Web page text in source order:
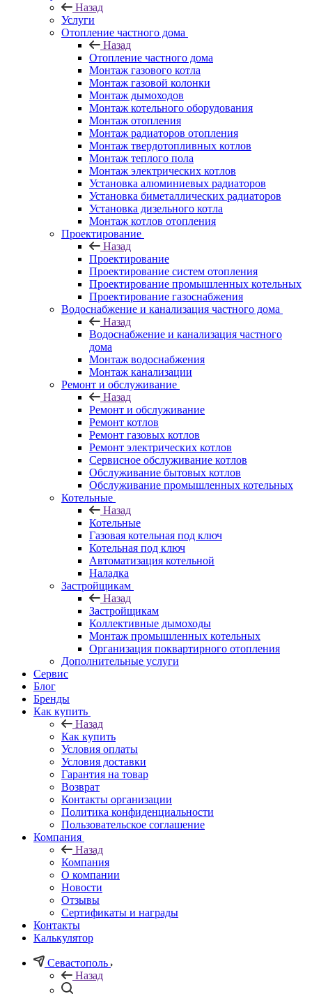
Назад
Услуги
Отопление частного дома
Назад
Отопление частного дома
Монтаж газового котла
Монтаж газовой колонки
Монтаж дымоходов
Монтаж котельного оборудования
Монтаж отопления
Монтаж радиаторов отопления
Монтаж твердотопливных котлов
Монтаж теплого пола
Монтаж электрических котлов
Установка алюминиевых радиаторов
Установка биметаллических радиаторов
Установка дизельного котла
Монтаж котлов отопления
Проектирование
Назад
Проектирование
Проектирование систем отопления
Проектирование промышленных котельных
Проектирование газоснабжения
Водоснабжение и канализация частного дома
Назад
Водоснабжение и канализация частного
дома
Монтаж водоснабжения
Монтаж канализации
Ремонт и обслуживание
Назад
Ремонт и обслуживание
Ремонт котлов
Ремонт газовых котлов
Ремонт электрических котлов
Сервисное обслуживание котлов
Обслуживание бытовых котлов
Обслуживание промышленных котельных
Котельные
Назад
Котельные
Газовая котельная под ключ
Котельная под ключ
Автоматизация котельной
Наладка
Застройщикам
Назад
Застройщикам
Коллективные дымоходы
Монтаж промышленных котельных
Организация поквартирного отопления
Дополнительные услуги
Сервис
Блог
Бренды
Как купить
Назад
Как купить
Условия оплаты
Условия доставки
Гарантия на товар
Возврат
Контакты организации
Политика конфиденциальности
Пользовательское соглашение
Компания
Назад
Компания
О компании
Новости
Отзывы
Сертификаты и награды
Контакты
Калькулятор
Севастополь
Назад